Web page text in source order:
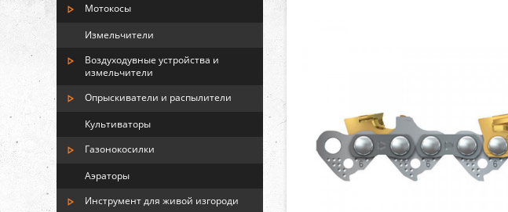
Мотокосы
Измельчители
Воздуходувные устройства и
измельчители
Опрыскиватели и распылители
Культиваторы
Газонокосилки
Аэраторы
Инструмент для живой изгороди